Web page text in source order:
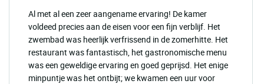
Al met al een zeer aangename ervaring! De kamer
voldeed precies aan de eisen voor een fijn verblijf. Het
zwembad was heerlijk verfrissend in de zomerhitte. Het
restaurant was fantastisch, het gastronomische menu
was een geweldige ervaring en goed geprijsd. Het enige
minpuntje was het ontbijt; we kwamen een uur voor